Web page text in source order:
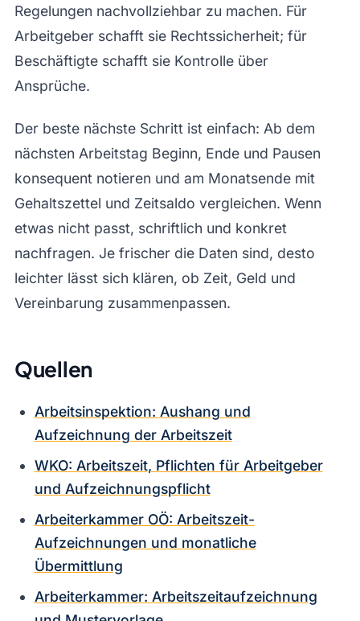
Regelungen nachvollziehbar zu machen. Für
Arbeitgeber schafft sie Rechtssicherheit; für
Beschäftigte schafft sie Kontrolle über
Ansprüche.
Der beste nächste Schritt ist einfach: Ab dem
nächsten Arbeitstag Beginn, Ende und Pausen
konsequent notieren und am Monatsende mit
Gehaltszettel und Zeitsaldo vergleichen. Wenn
etwas nicht passt, schriftlich und konkret
nachfragen. Je frischer die Daten sind, desto
leichter lässt sich klären, ob Zeit, Geld und
Vereinbarung zusammenpassen.
Quellen
Arbeitsinspektion: Aushang und
Aufzeichnung der Arbeitszeit
WKO: Arbeitszeit, Pflichten für Arbeitgeber
und Aufzeichnungspflicht
Arbeiterkammer OÖ: Arbeitszeit-
Aufzeichnungen und monatliche
Übermittlung
Arbeiterkammer: Arbeitszeitaufzeichnung